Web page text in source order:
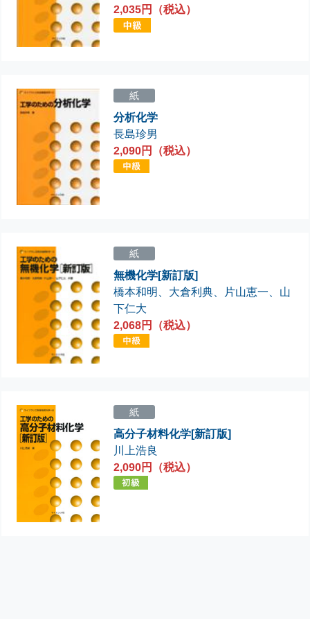
2,035円（税込）
紙
分析化学
長島珍男
2,090円（税込）
紙
無機化学[新訂版]
橋本和明 大倉利典 片山恵一 山
下仁大
2,068円（税込）
紙
高分子材料化学[新訂版]
川上浩良
2,090円（税込）